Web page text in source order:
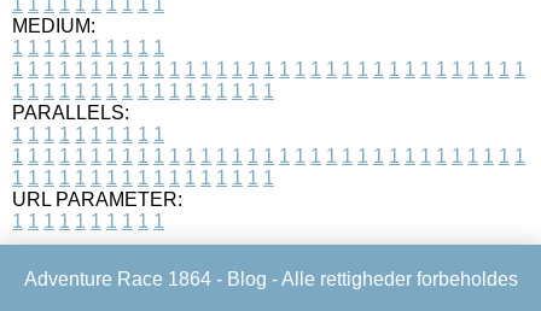
MEDIUM:
1 1 1 1 1 1 1 1 1 1
1 1 1 1 1 1 1 1 1 1 1 1 1 1 1 1 1 1 1 1 1 1 1 1 1 1 1 1 1 1 1 1 1
1 1 1 1 1 1 1 1 1 1 1 1 1 1 1 1 1
PARALLELS:
1 1 1 1 1 1 1 1 1 1
1 1 1 1 1 1 1 1 1 1 1 1 1 1 1 1 1 1 1 1 1 1 1 1 1 1 1 1 1 1 1 1 1
1 1 1 1 1 1 1 1 1 1 1 1 1 1 1 1 1
URL PARAMETER:
1 1 1 1 1 1 1 1 1 1
Adventure Race 1864 - Blog - Alle rettigheder forbeholdes